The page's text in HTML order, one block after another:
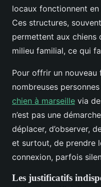
locaux fonctionnent en
Ces structures,
permettent aux chiens
milieu familial, ce qui
Pour offrir un nouveau
nombreuses
chien à marseille via
n’est pas une
déplacer, d’observer,
et surtout, de prendre
connexion, parfois
Les justificatifs